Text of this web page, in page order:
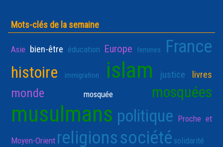
Mots-clés de la semaine
Asie bien-être éducation Europe femmes France
histoire immigration islam justice livres
monde mosquée mosquées
musulmans politique Proche et
Moyen-Orient religionssociété solidarité